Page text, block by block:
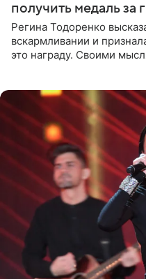
получить медаль за
Регина Тодоренко
вскармливании и
это награду. Своими